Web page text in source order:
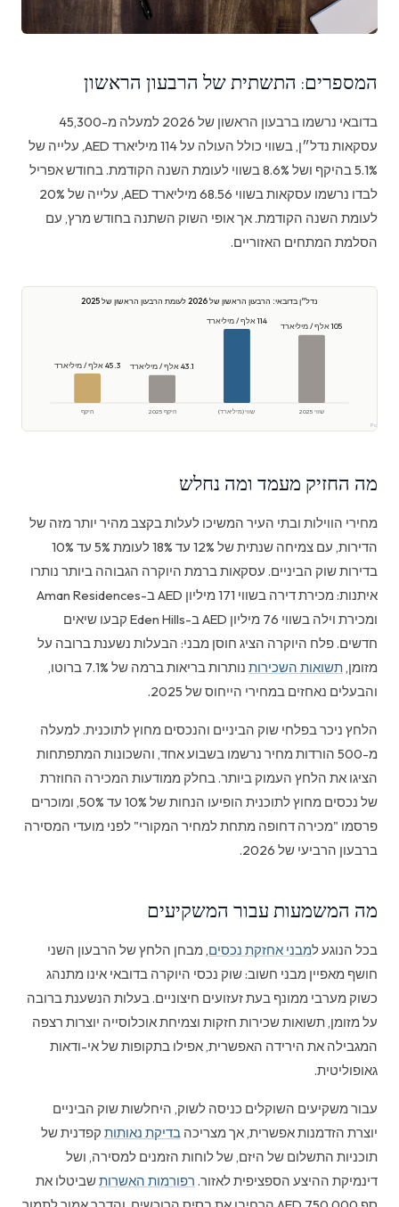
המספרים: התשתית של הרבעון הראשון
בדובאי נרשמו ברבעון הראשון של 2026 למעלה מ-45,300
עסקאות נדל״ן, בשווי כולל העולה על 114 מיליארד AED, עלייה של
5.1% בהיקף ושל 8.6% בשווי לעומת השנה הקודמת. בחודש אפריל
לבדו נרשמו עסקאות בשווי 68.56 מיליארד AED, עלייה של 20%
לעומת השנה הקודמת. אך אופי השוק השתנה בחודש מרץ, עם
הסלמת המתחים האזוריים.
נדל״ן בדובאי: הרבעון הראשון של 2026 לעומת הרבעון הראשון של 2025
45.3 אלף / מיליארד
היקף
43.1 אלף / מיליארד
היקף 2025
114 אלף / מיליארד
שווי (מיליארד)
105 אלף / מיליארד
שווי 2025
מה החזיק מעמד ומה נחלש
מחירי הווילות ובתי העיר המשיכו לעלות בקצב מהיר יותר מזה של
הדירות, עם צמיחה שנתית של 12% עד 18% לעומת 5% עד 10%
בדירות שוק הביניים. עסקאות ברמת היוקרה הגבוהה ביותר נותרו
איתנות: מכירת דירה בשווי 171 מיליון AED ב-Aman Residences
ומכירת וילה בשווי 76 מיליון AED ב-Eden Hills קבעו שיאים
חדשים. פלח היוקרה הציג חוסן מבני: הבעלות נשענת ברובה על
מזומן,תשואות השכירות
נותרות בריאות ברמה של 7.1% ברוטו,
והבעלים נאחזים במחירי הייחוס של 2025.
הלחץ ניכר בפלחי שוק הביניים והנכסים מחוץ לתוכנית. למעלה
מ-500 הורדות מחיר נרשמו בשבוע אחד, והשכונות המתפתחות
הציגו את הלחץ העמוק ביותר. בחלק ממודעות המכירה החוזרת
של נכסים מחוץ לתוכנית הופיעו הנחות של 10% עד 50%, ומוכרים
פרסמו "מכירה דחופה מתחת למחיר המקורי" לפני מועדי המסירה
ברבעון הרביעי של 2026.
מה המשמעות עבור המשקיעים
בכל הנוגע למבני אחזקת נכסים, מבחן הלחץ של הרבעון השני
חושף מאפיין מבני חשוב: שוק נכסי היוקרה בדובאי אינו מתנהג
כשוק מערבי ממונף בעת זעזועים חיצוניים. בעלות הנשענת ברובה
על מזומן, תשואות שכירות חזקות וצמיחת אוכלוסייה יוצרות רצפה
המגבילה את הירידה האפשרית, אפילו בתקופות של אי-ודאות
גאופוליטית.
עבור משקיעים השוקלים כניסה לשוק, היחלשות שוק הביניים
יוצרת הזדמנות אפשרית, אך מצריכה בדיקת נאותות קפדנית של
תוכניות התשלום של היזם, של לוחות הזמנים למסירה, ושל
דינמיקת ההיצע הספציפית לאזור. רפורמות האשרותשביטלו את